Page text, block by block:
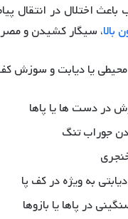
اختلال در انتقال
بالا، سیگار کشیدن و
محیطی یا دیابت و سوزش
در دست ها یا پاها
جوراب تنگ
به ویژه در کف پا
در پاها یا بازوها